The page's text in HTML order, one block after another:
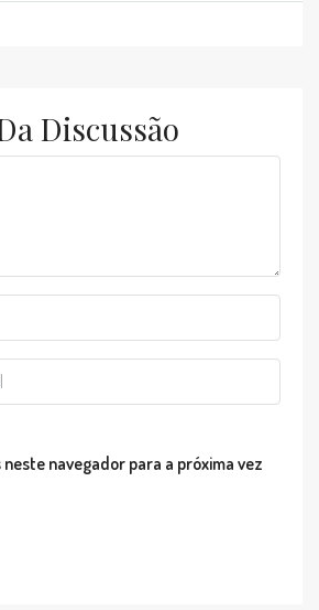
Discussão
navegador para a próxima vez